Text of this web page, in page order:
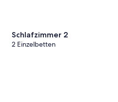
Schlafzimmer 2
2 Einzelbetten